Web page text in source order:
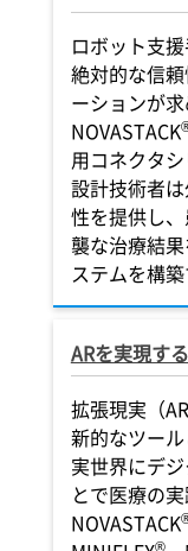
ロボット支
絶対的な信
ーションが
NOVASTACK
用コネクタ
設計技術者
性を提供し
襲な治療結
ステムを構築
ARを実現す
拡張現実（
新的なツー
実世界にデ
とで医療の
NOVASTACK
®